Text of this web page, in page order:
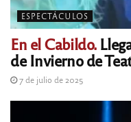
ESPECTÁCULOS
En el Cabildo.
de Invierno de
7 de julio de 2025